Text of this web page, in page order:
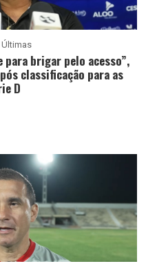
Últimas
brigar pelo acesso”,
classificação para as
D